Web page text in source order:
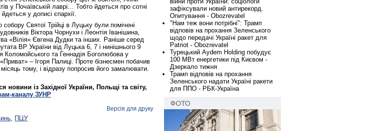
у Почаївській лаврі… Тобто йдеться про сотні
у дописі єпархії.
Святої Трійці в Луцьку були помічені
Віктора Чорнухи і Леонтія Іванішина,
«Вілія» Євгена Дудки та інших. Раніше серед
ВР України від Луцька 6, 7 і нинішнього 9
Коломойського та Геннадія Боголюбова у
– Ігоря Палиці. Проте бізнесмен побачив
тому, і відразу попросив його замалювати.
новини із Західної України, Польщі та світу,
каналу ЗУНР
Версія для друку
, ПЦУ
зафіксували новий антирекорд.
Опитування - Obozrevatel
"Нам теж вони потрібні": Трамп
відповів на прохання Зеленського
щодо передачі Україні ракет для
Patriot - Obozrevatel
Турецький Aydem Holding побудує
100 МВт енергетики під Києвом -
Дзеркало тижня
Трамп відповів на прохання
Зеленського надати Україні ракети
для ППО - РБК-Україна
ФОТО